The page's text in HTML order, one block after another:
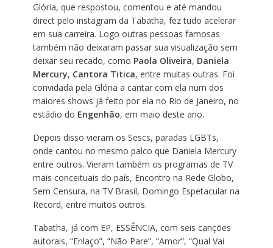
Glória, que respostou, comentou e até mandou
direct pelo instagram da Tabatha, fez tudo acelerar
em sua carreira. Logo outras pessoas famosas
também não deixaram passar sua visualização sem
deixar seu recado, como Paola Oliveira, Daniela
Mercury, Cantora Titica, entre muitas outras. Foi
convidada pela Glória a cantar com ela num dos
maiores shows já feito por ela no Rio de Janeiro, no
estádio do Engenhão, em maio deste ano.
Depois disso vieram os Sescs, paradas LGBTs,
onde cantou no mesmo palco que Daniela Mercury
entre outros. Vieram também os programas de TV
mais conceituais do país, Encontro na Rede Globo,
Sem Censura, na TV Brasil, Domingo Espetacular na
Record, entre muitos outros.
Tabatha, já com EP, ESSÊNCIA, com seis canções
autorais, “Enlaço”, “Não Pare”, “Amor”, “Qual Vai